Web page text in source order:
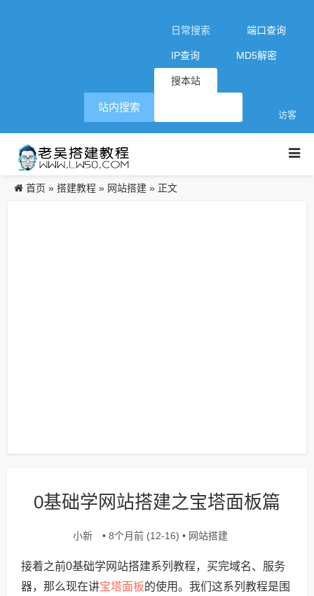
日常搜索 端口查询
IP查询 MD5解密
搜本站
访客
站内搜索
首页 » 搭建教程 » 网站搭建 » 正文
0基础学网站搭建之宝塔面板篇
小新 • 8个月前 (12-16) • 网站搭建
接着之前0基础学网站搭建系列教程，买完域名、服务
器，那么现在讲宝塔面板的使用。我们这系列教程是围